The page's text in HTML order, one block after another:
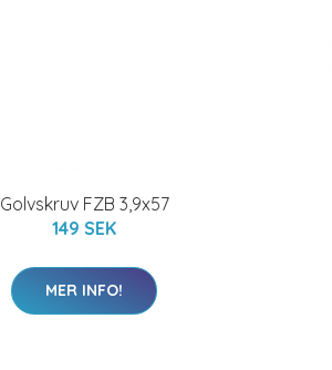
Golvskruv FZB 3,9x57
149 SEK
MER INFO!